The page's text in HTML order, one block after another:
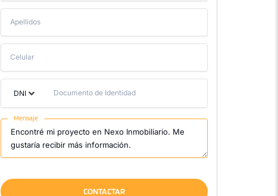
Apellidos
Celular
DNI Documento de Identidad
Mensaje
CONTACTAR